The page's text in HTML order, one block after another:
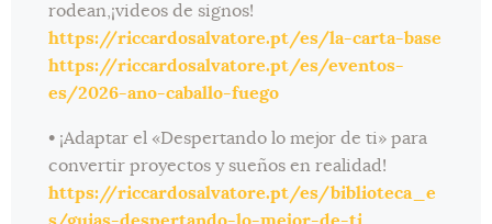
rodean,¡videos de signos!
https://riccardosalvatore.pt/es/la-carta-base
https://riccardosalvatore.pt/es/eventos-
es/2026-ano-caballo-fuego
• ¡Adaptar el «Despertando lo mejor de ti» para
convertir proyectos y sueños en realidad!
https://riccardosalvatore.pt/es/biblioteca_e